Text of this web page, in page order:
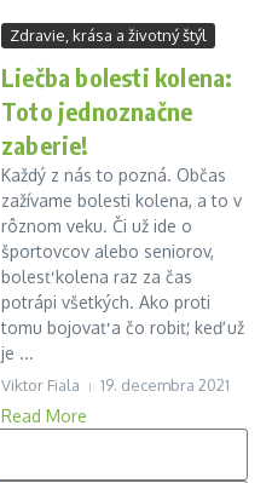
Zdravie, krása a životný štýl
Liečba bolesti kolena:
Toto jednoznačne
zaberie!
Každý z nás to pozná. Občas
zažívame bolesti kolena, a to v
rôznom veku. Či už ide o
športovcov alebo seniorov,
bolesť kolena raz za čas
potrápi všetkých. Ako proti
tomu bojovať a čo robiť, keď už
je ...
Viktor Fiala 19. decembra 2021
Read More